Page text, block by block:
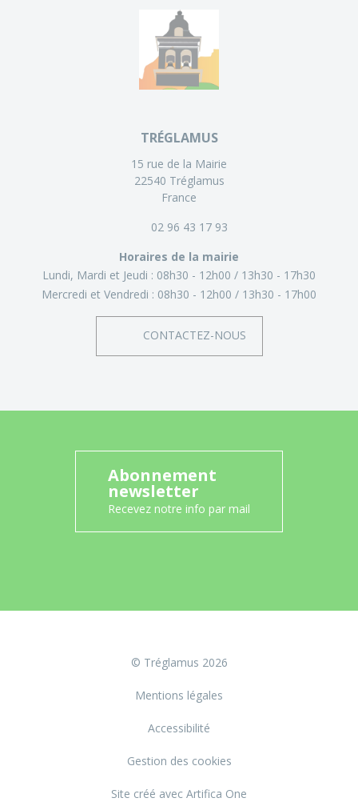
TRÉGLAMUS
15 rue de la Mairie
22540 Tréglamus
France
02 96 43 17 93
Horaires de la mairie
Lundi, Mardi et Jeudi : 08h30 - 12h00
13h30 - 17h30
Mercredi et Vendredi : 08h30 - 12h00 13h30 - 17h00
CONTACTEZ-NOUS
Abonnement
newsletter
Recevez notre info par mail
© Tréglamus 2026
Mentions légales
Accessibilité
Gestion des cookies
Site créé avec Artifica One